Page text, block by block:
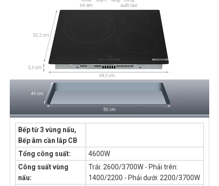
Bếp từ 3 vùng nấu,
Bếp âm cần lắp CB
Tổng công suất:
4600W
Công suất vùng
nấu:
Trái: 2600/3700W - Phải trên:
1400/2200 - Phải dưới: 2200/3700W